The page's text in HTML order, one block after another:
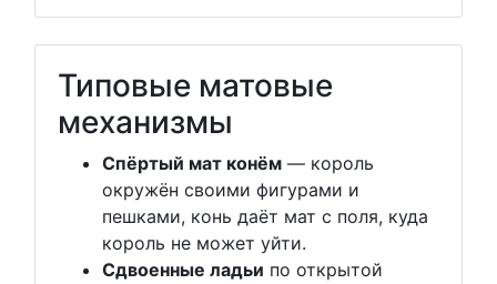
Типовые матовые
механизмы
Спёртый мат конём — король
окружён своими фигурами и
пешками, конь даёт мат с поля, куда
король не может уйти.
Сдвоенные ладьи по открытой